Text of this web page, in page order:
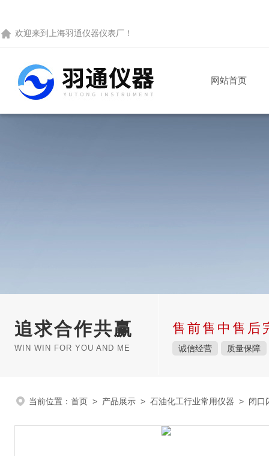
欢迎来到 上海羽通仪器仪表厂 ！
网站首页
追求合作共赢
WIN WIN FOR YOU AND ME
售前售中售后
诚信经营 质量保障
当前位置： 首页 > 产品展示 > 石油化工行业常用仪器 > 闭口